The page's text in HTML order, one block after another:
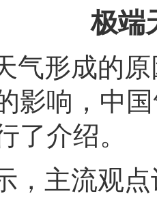
极端
气形成的
影响，中
了介绍。
，主流观